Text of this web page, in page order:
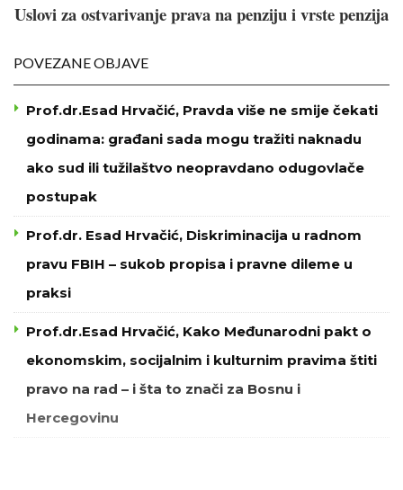
Uslovi za ostvarivanje prava na penziju i vrste penzija
POVEZANE OBJAVE
Prof.dr.Esad Hrvačić, Pravda više ne smije čekati
godinama: građani sada mogu tražiti naknadu
ako sud ili tužilaštvo neopravdano odugovlače
postupak
Prof.dr. Esad Hrvačić, Diskriminacija u radnom
pravu FBIH – sukob propisa i pravne dileme u
praksi
Prof.dr.Esad Hrvačić, Kako Međunarodni pakt o
ekonomskim, socijalnim i kulturnim pravima štiti
pravo na rad – i šta to znači za Bosnu i
Hercegovinu